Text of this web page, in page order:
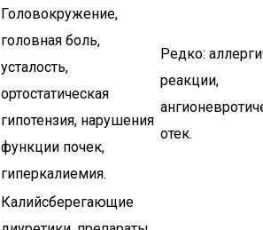
Головокружение,
головная боль,
усталость,
ортостатическая
гипотензия, нарушения
функции почек,
гиперкалиемия.
Редко:
реакции,
отек.
Калийсберегающие